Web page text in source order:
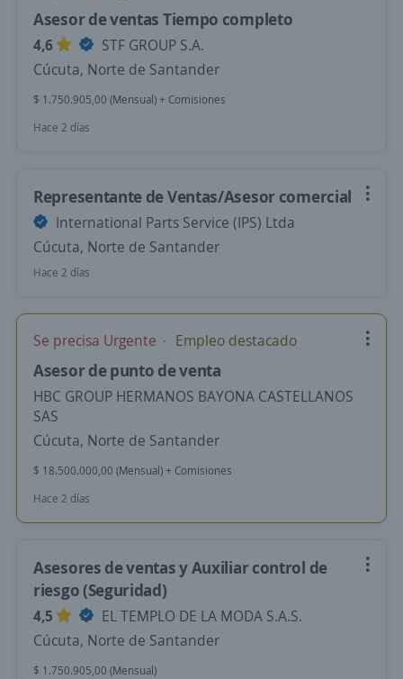
Asesor de ventas Tiempo completo
4,6
STF GROUP S.A.
Cúcuta, Norte de Santander
$ 1.750.905,00 (Mensual) + Comisiones
Hace 2 días
Representante de Ventas/Asesor comercial
International Parts Service (IPS) Ltda
Cúcuta, Norte de Santander
Hace 2 días
Se precisa Urgente Empleo destacado
Asesor de punto de venta
HBC GROUP HERMANOS BAYONA CASTELLANOS
SAS
Cúcuta, Norte de Santander
$ 18.500.000,00 (Mensual) + Comisiones
Hace 2 días
Asesores de ventas y Auxiliar control de
riesgo (Seguridad)
4,5
EL TEMPLO DE LA MODA S.A.S.
Cúcuta, Norte de Santander
$ 1.750.905,00 (Mensual)